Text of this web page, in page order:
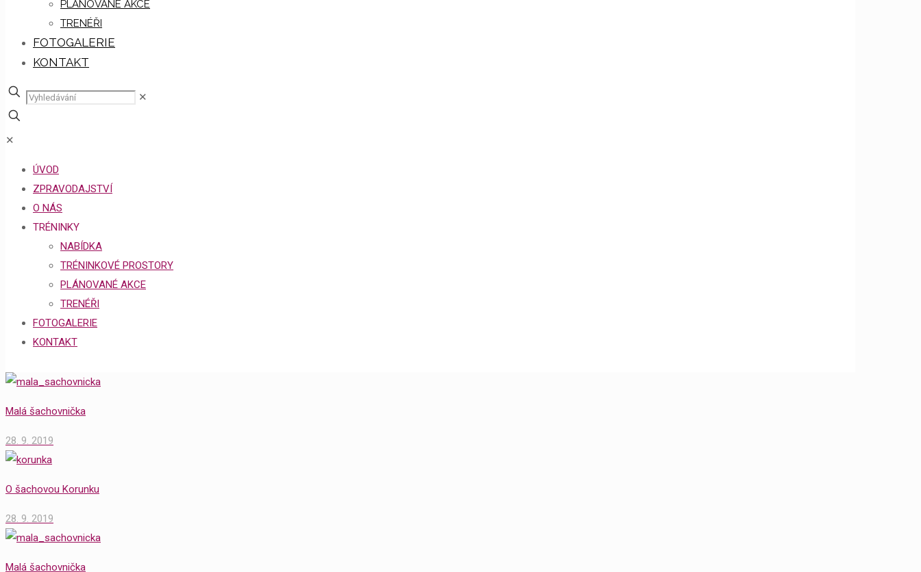
PLÁNOVANÉ AKCE
TRENÉŘI
FOTOGALERIE
KONTAKT
✕
✕
ÚVOD
ZPRAVODAJSTVÍ
O NÁS
TRÉNINKY
NABÍDKA
TRÉNINKOVÉ PROSTORY
PLÁNOVANÉ AKCE
TRENÉŘI
FOTOGALERIE
KONTAKT
Malá šachovnička
28. 9. 2019
O šachovou Korunku
28. 9. 2019
Malá šachovnička